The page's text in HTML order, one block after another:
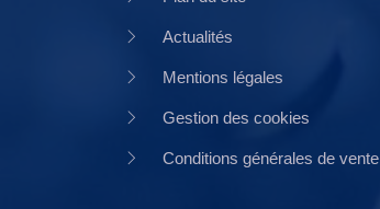
Actualités
Mentions légales
Gestion des cookies
Conditions générales de vente